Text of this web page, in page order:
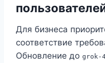
Для бизнеса
соответствие
Обновление до grok-